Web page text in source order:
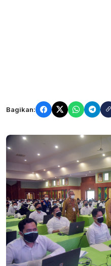
Bagikan: